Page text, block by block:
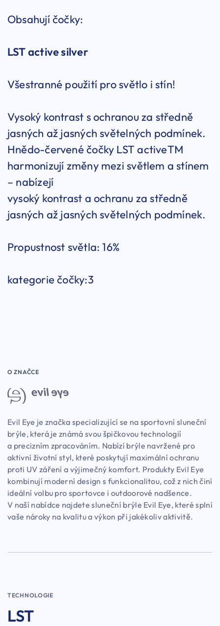
Obsahují čočky:
LSTactive silver
Všestranné použití pro světlo i stín!
Vysoký kontrast s ochranou za středně
jasných až jasných světelných podmínek.
Hnědo-červené čočky LST activeTM
harmonizují změny mezi světlem a stínem
– nabízejí
vysoký kontrast a ochranu za středně
jasných až jasných světelných podmínek.
Propustnost světla: 16%
kategorie čočky:3
O ZNAČCE
Evil Eye je značka specializující se na sportovní sluneční
brýle, která je známá svou špičkovou technologií
a precizním zpracováním. Nabízí brýle navržené pro
aktivní životní styl, které poskytují maximální ochranu
proti UV záření a výjimečný komfort. Produkty Evil Eye
kombinují moderní design s funkcionalitou, což z nich činí
ideální volbu pro sportovce i outdoorové nadšence.
V naší nabídce najdete sluneční brýle Evil Eye, které splní
vaše nároky na kvalitu a výkon při jakékoliv aktivitě.
TECHNOLOGIE
LST